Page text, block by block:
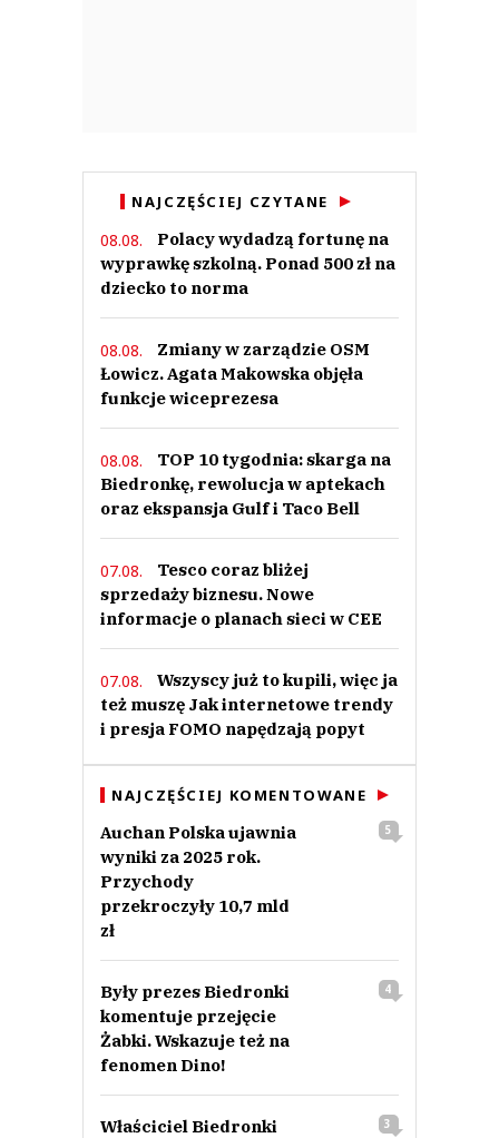
NAJCZĘŚCIEJ CZYTANE
08.08.
Polacy wydadzą fortunę na
wyprawkę szkolną. Ponad 500 zł na
dziecko to norma
08.08.
Zmiany w zarządzie OSM
Łowicz. Agata Makowska objęła
funkcje wiceprezesa
08.08.
TOP 10 tygodnia: skarga na
Biedronkę, rewolucja w aptekach
oraz ekspansja Gulf i Taco Bell
07.08.
Tesco coraz bliżej
sprzedaży biznesu. Nowe
informacje o planach sieci w CEE
07.08.
Wszyscy już to kupili, więc ja
też muszę Jak internetowe trendy
i presja FOMO napędzają popyt
NAJCZĘŚCIEJ KOMENTOWANE
Auchan Polska ujawnia
wyniki za 2025 rok.
Przychody
przekroczyły 10,7 mld
zł
5
Były prezes Biedronki
komentuje przejęcie
Żabki. Wskazuje też na
fenomen Dino!
4
Właściciel Biedronki
3